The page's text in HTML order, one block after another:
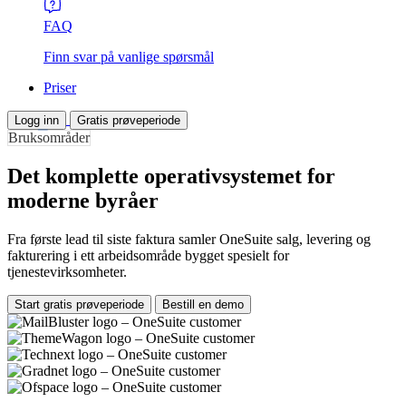
FAQ
Finn svar på vanlige spørsmål
Priser
Logg inn Gratis prøveperiode
Bruksområder
Det komplette operativsystemet for
moderne byråer
Fra første lead til siste faktura samler OneSuite salg, levering og
fakturering i ett arbeidsområde bygget spesielt for
tjenestevirksomheter.
Start gratis prøveperiode Bestill en demo